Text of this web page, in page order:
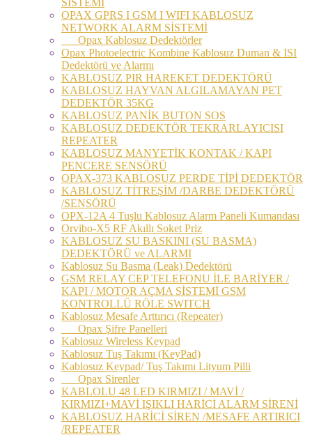
OPAX GPRS I GSM I WIFI KABLOSUZ
NETWORK ALARM SİSTEMİ
Opax Kablosuz Dedektörler
Opax Photoelectric Kombine Kablosuz Duman & ISI
Dedektörü ve Alarmı
KABLOSUZ PIR HAREKET DEDEKTÖRÜ
KABLOSUZ HAYVAN ALGILAMAYAN PET
DEDEKTÖR 35KG
KABLOSUZ PANİK BUTON SOS
KABLOSUZ DEDEKTÖR TEKRARLAYICISI
REPEATER
KABLOSUZ MANYETİK KONTAK / KAPI
PENCERE SENSÖRÜ
OPAX-373 KABLOSUZ PERDE TİPİ DEDEKTÖR
KABLOSUZ TİTREŞİM /DARBE DEDEKTÖRÜ
/SENSÖRÜ
OPX-12A 4 Tuşlu Kablosuz Alarm Paneli Kumandası
Orvibo-X5 RF Akıllı Soket Priz
KABLOSUZ SU BASKINI (SU BASMA)
DEDEKTÖRÜ ve ALARMI
Kablosuz Su Basma (Leak) Dedektörü
GSM RELAY CEP TELEFONU İLE BARİYER /
KAPI / MOTOR AÇMA SİSTEMİ GSM
KONTROLLÜ RÖLE SWITCH
Kablosuz Mesafe Arttırıcı (Repeater)
Opax Şifre Panelleri
Kablosuz Wireless Keypad
Kablosuz Tuş Takımı (KeyPad)
Kablosuz Keypad/ Tuş Takımı Lityum Pilli
Opax Sirenler
KABLOLU 48 LED KIRMIZI / MAVİ /
KIRMIZI+MAVİ IŞIKLI HARİCİ ALARM SİRENİ
KABLOSUZ HARİCİ SİREN /MESAFE ARTIRICI
/REPEATER